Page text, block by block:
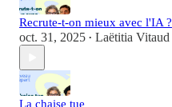
Recrute-t-on mieux avec l'IA ?
oct. 31, 2025 • Laëtitia Vitaud
La chaise tue